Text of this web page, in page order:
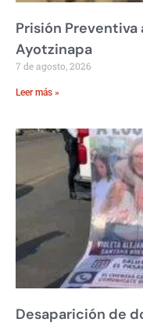
Prisión Preventiva
Ayotzinapa
7 de agosto, 2026
Leer más »
Desaparición de